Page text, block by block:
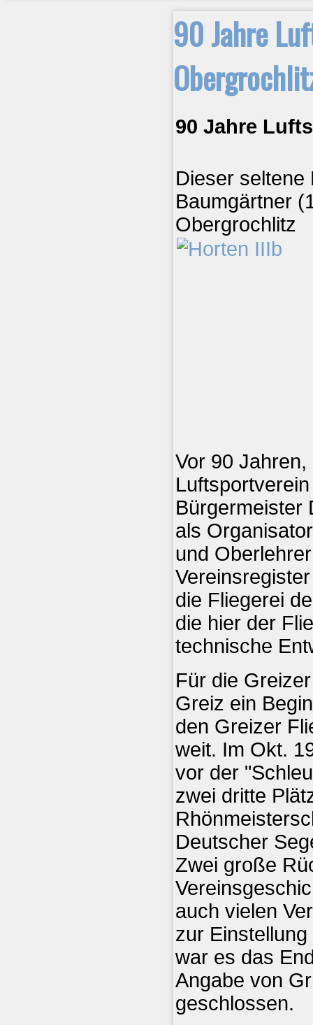
90 Jahre
90 Jahre
Dieser seltene
Baumgärtner
Obergrochlitz
Vor 90
Bürgermeister
als
und
die Fliegerei
die hier der
technische
Für die
Greiz ein
den Greizer
weit. Im Okt.
vor der
zwei dritte
Deutscher
Zwei große
auch vielen
zur
war es das
Angabe von
geschlossen.